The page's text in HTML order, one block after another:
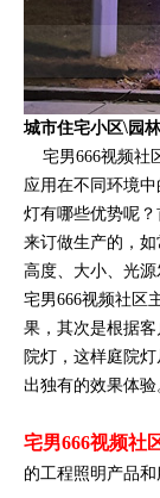
城市住宅小区\园
宅男666视频社
应用在不同环境
灯有哪些优势呢
来订做生产的，
高度、大小、光
宅男666视频社区
果，其次是根据
院灯，这样庭院
出独有的效果体验
宅男666视频社
的工程照明产品和